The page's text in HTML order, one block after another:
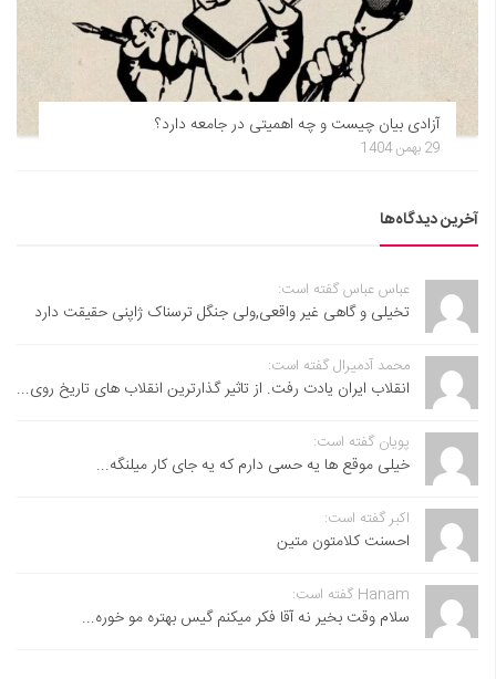
آزادی بیان چیست و چه اهمیتی در جامعه دارد؟
29 بهمن 1404
آخرین دیدگاه‌ها
عباس عباس گفته است:
تخیلی و گاهی غیر واقعی,ولی جنگل ترسناک ژاپنی حقیقت دارد
محمد آدمیرال گفته است:
انقلاب ایران یادت رفت. از تاثیر گذارترین انقلاب های تاریخ روی...
پویان گفته است:
خیلی موقع ها یه حسی دارم که یه جای کار میلنگه...
اکبر گفته است:
احسنت ‌کلامتون متین
Hanam گفته است:
سلام وقت بخیر نه آقا فکر میکنم گیس بهتره مو خوره...